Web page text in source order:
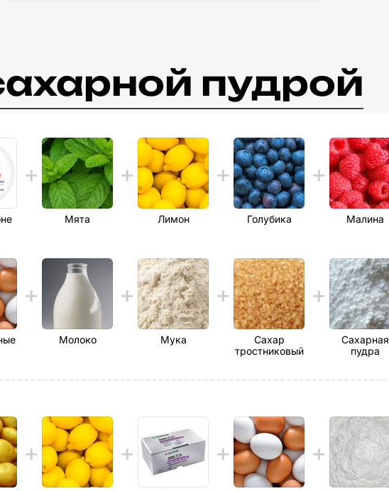
пудрой
Мята Лимон Голубика Малина
Молоко Мука
Сахар
тростниковый
Сахарная
пудра